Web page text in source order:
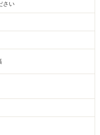
件数・売上高１位
売買」１位
さい